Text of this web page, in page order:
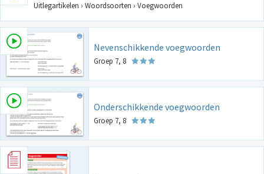
Uitlegartikelen › Woordsoorten › Voegwoorden
Nevenschikkende voegwoorden
Groep 7, 8
Onderschikkende voegwoorden
Groep 7, 8